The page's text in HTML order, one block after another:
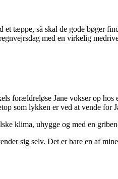
tæppe, så skal de gode bøger
med en virkelig
forældreløse Jane vokser op
som lykken er ved at vende for
klima, uhygge og med en
sig selv. Det er bare en af